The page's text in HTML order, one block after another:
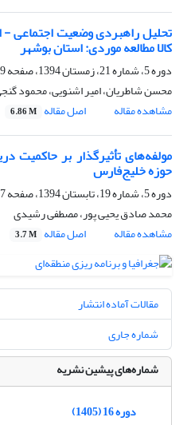
تحلیل راهبردی وضعیت اجتماعی -
کالا مطالعه موردی: استان بوشهر
دوره 5، شماره 21، زمستان 1394، صفحه
محسن شاطریان، امیر اشنویی، محمود
مشاهده مقاله
اصل مقاله 6.86 M
مولفه‌های تأثیرگذار بر حاکمیت
حوزه خلیج‌فارس
دوره 5، شماره 19، تابستان 1394، صفحه
7-18
محمد صادق یحیی پور، مصطفی رشیدی
مشاهده مقاله
اصل مقاله 3.7 M
مقالات آماده انتشار
شماره جاری
شماره‌های پیشین نشریه
دوره 16 (1405)